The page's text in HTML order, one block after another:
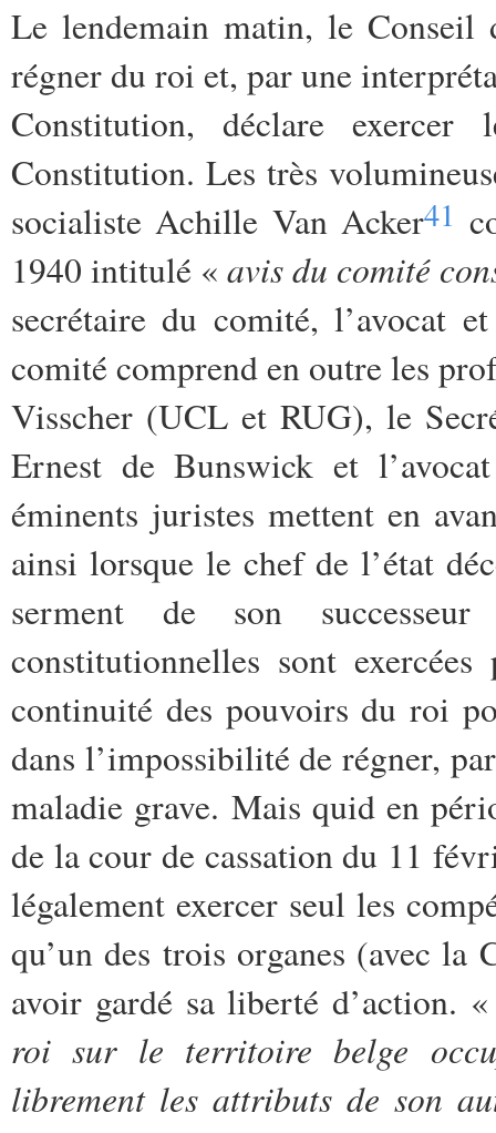
Le lendemain matin, le Conseil
régner du roi et, par une
Constitution, déclare
Constitution. Les très
socialiste Achille Van Acker41
1940 intitulé «avis du comité
secrétaire du comité, l’avocat
comité comprend en outre les
Visscher (UCL et RUG), le
Ernest de Bunswick et
éminents juristes mettent en
ainsi lorsque le chef de l’état
serment de son
constitutionnelles sont
continuité des pouvoirs du roi
dans l’impossibilité de régner,
maladie grave. Mais quid en
de la cour de cassation du 11
légalement exercer seul les
qu’un des trois organes (avec
avoir gardé sa liberté d’action.
roi sur le territoire belge
librement les attributs de son